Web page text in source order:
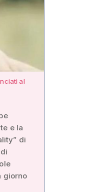
al
e la
di
giorno